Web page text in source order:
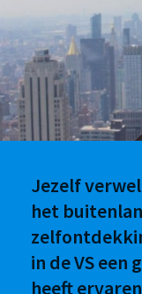
Jezelf
het
in de VS een
heeft